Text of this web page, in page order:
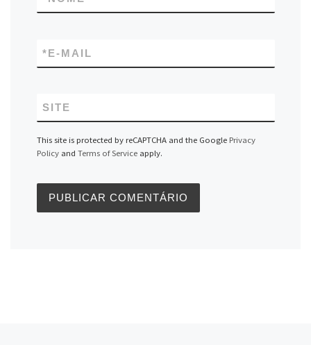
E-MAIL
*
SITE
This site is protected by reCAPTCHA and the Google Privacy
Policyand Terms of Serviceapply.